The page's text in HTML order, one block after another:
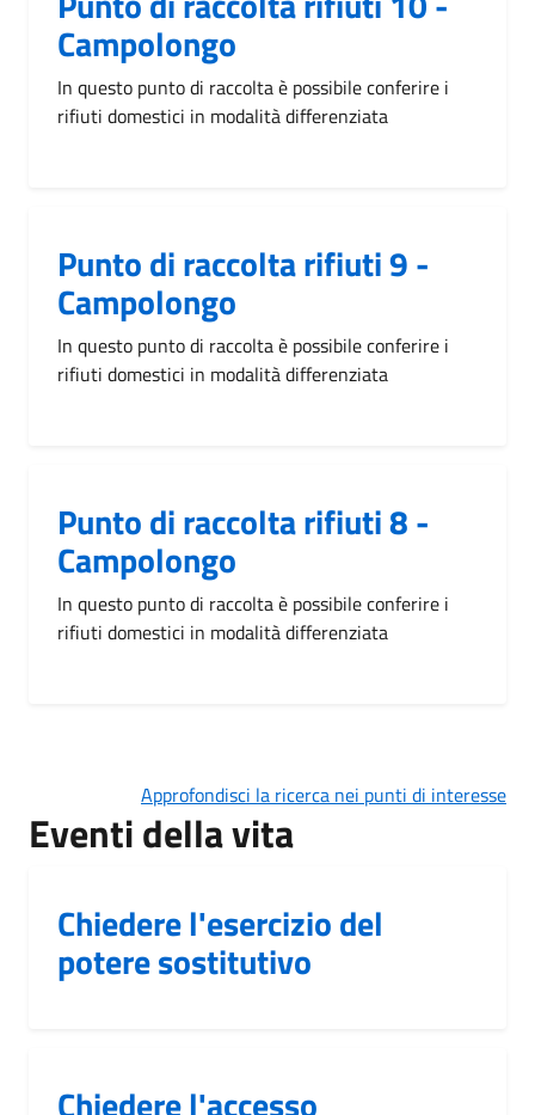
Campolongo
In questo punto di raccolta è possibile conferire i
rifiuti domestici in modalità differenziata
Punto di raccolta rifiuti 9 -
Campolongo
In questo punto di raccolta è possibile conferire i
rifiuti domestici in modalità differenziata
Punto di raccolta rifiuti 8 -
Campolongo
In questo punto di raccolta è possibile conferire i
rifiuti domestici in modalità differenziata
Approfondisci la ricerca nei punti di interesse
Eventi della vita
Chiedere l'esercizio del
potere sostitutivo
Chiedere l'accesso